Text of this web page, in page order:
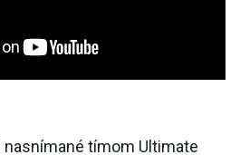
tímom Ultimate